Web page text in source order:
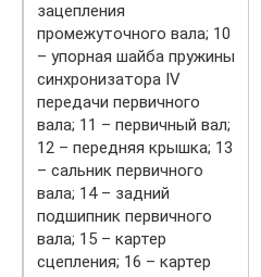
зацепления
промежуточного вала; 10
– упорная шайба пружины
синхронизатора IV
передачи первичного
вала; 11 – первичный вал;
12 – передняя крышка; 13
– сальник первичного
вала; 14 – задний
подшипник первичного
вала; 15 – картер
сцепления; 16 – картер